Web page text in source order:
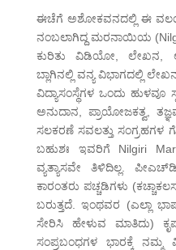
ಈಚೆಗೆ ಅಶೋಕವನದಲ್ಲಿ ಈ
ನಂಬಲಾಗಿದ್ದ ಮರನಾಯಿಯ
ಕುರಿತು ವಿಡಿಯೋ, ಲೇಖನ,
ಬ್ಲಾಗಿನಲ್ಲಿ ವನ್ಯ ವಿಭಾಗದಲ್ಲಿ
ವಿದ್ಯಾಸಂಸ್ಥೆಗಳ ಒಂದು
ಅನುದಾನ, ಪ್ರಾಯೋಜಕತ್ವ,
ಸಲಕರಣೆ ಸವಲತ್ತು ಸಂಗ್ರಹಗಳ
ಬಹುಶಃ ಇವರಿಗೆ Nilgiri
ವ್ಯತ್ಯಾಸವೇ ತಿಳಿದಿಲ್ಲ.
ಕಾರಂತರು ಪಚ್ಚಡಿಗಳು
ಬರುತ್ತದೆ. ಇಂಥವರ (ಎಲ್ಲಾ
ಸೇರಿಸಿ ಹೇಳುವ ಮಾತಿದು)
ಸಂಪ್ರಬಂಧಗಳ ಭಾರಕ್ಕೆ ನಮ್ಮ